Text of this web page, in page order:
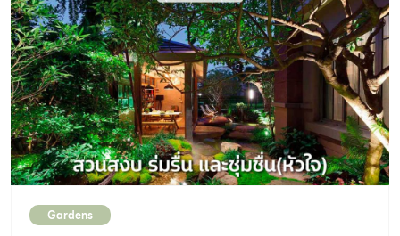
ในสิ่งที่ตัวเองชอบก็แล้วกัน ตัดสินใจเลือกทำบ่อปลาแทน ผู้
ออกแบบก็ทำออกมาได้สอดรับกับแนวสวนของเรามาก เป็น
น้ำตกสองชั้นคล้ายลำธารไหลต่อเนื่องไปยังมุมศาลานั่งเล่น”
คุณบอยกล่าวเสริมว่า “ศาลากับผนังน้ำตกเป็นของแถมมา
พร้อมกับบ้าน ที่เหลือรื้อออกหมด แต่เก็บไม้ใหญ่อย่างคูนและ
ชงโคไว้สองต้น […]
ทุกท่านกันครับ โครงการป่าในกรุงตั้งอยู่บนถนนสุขาภิบาล 2
ในเขตชานเมืองของกรุงเทพมหานคร บนพื้นที่กว่า 12 ไร่ มี
วัตถุประสงค์เพื่อเป็นแหล่งเรียนรู้เรื่องการปลูกป่าตามวิถี
ปตท. ซึ่งเป็นองค์ความรู้ที่เกิดจากการปลูกป่า 1 ล้านไร่ นับ
ตั้งแต่ปี พ.ศ. 2537 ให้แก่ประชาชนทั่วไปและนักศึกษาที่สนใจ
ทันทีที่เข้ามาภายในโครงการผมรู้สึกได้ถึงความเย็นสบายจาก
พื้นดินชุ่มน้ำใต้ร่มเงาไม้ใหญ่ แตกต่างกับความร้อน จากไอ
นำไปสู่ทางเดินที่ขนาบด้วยนิทรรศการเมล็ดพันธุ์แห่งป่าที่จัด
Gardens